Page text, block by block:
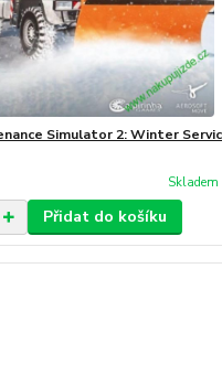
Simulator 2: Winter
Skladem
Přidat do košíku